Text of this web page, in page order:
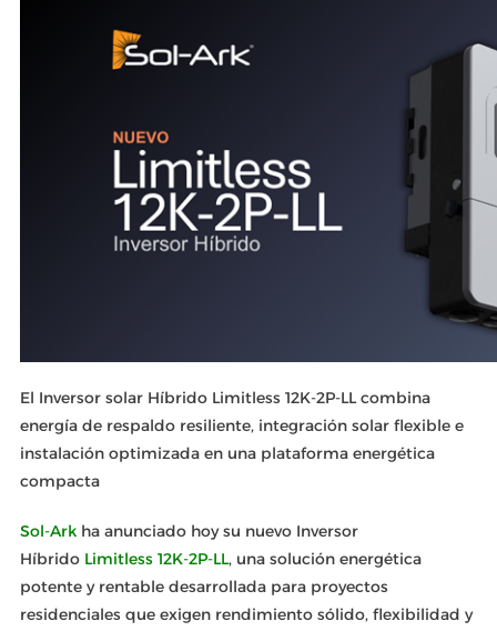
El Inversor solar Híbrido Limitless 12K-2P-LL combina
energía de respaldo resiliente, integración solar flexible e
instalación optimizada en una plataforma energética
compacta
Sol-Arkha anunciado hoy su nuevo Inversor
Híbrido Limitless 12K-2P-LL, una solución energética
potente y rentable desarrollada para proyectos
residenciales que exigen rendimiento sólido, flexibilidad y